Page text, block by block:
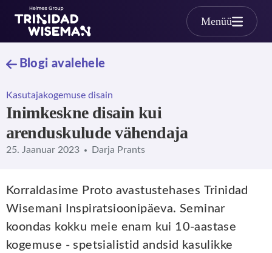
Skip to main content
Menüü
Blogi avalehele
Kasutajakogemuse disain
Inimkeskne disain kui
arenduskulude vähendaja
25. Jaanuar 2023 Darja Prants
Korraldasime Proto avastustehases Trinidad
Wisemani Inspiratsioonipäeva. Seminar
koondas kokku meie enam kui 10-aastase
kogemuse - spetsialistid andsid kasulikke